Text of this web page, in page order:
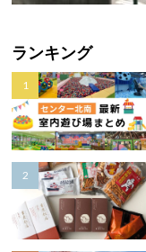
ランキング